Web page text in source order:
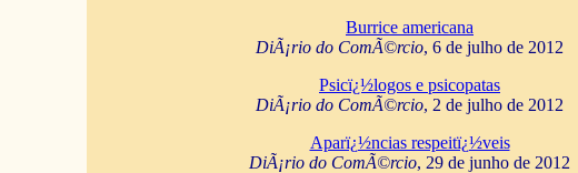
Burrice americana
DiÃ¡rio do ComÃ©rcio, 6 de julho de 2012
Psicï¿½logos e psicopatas
DiÃ¡rio do ComÃ©rcio, 2 de julho de 2012
Aparï¿½ncias respeitï¿½veis
DiÃ¡rio do ComÃ©rcio, 29 de junho de 2012